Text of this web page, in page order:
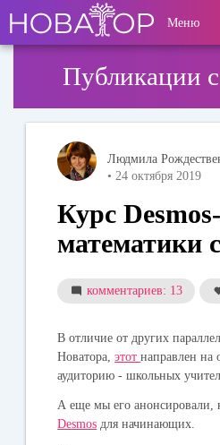
основному
содержанию
User
account
Меню
Публикации
Людмила
• 24 октября 2019
Курс Desmos-
математики
комментариев: 13
В отличие от других
Новатора,этотнаправлен на
аудиторию - школьных
А еще мы его анонсировали,
Desmos для начинающих.